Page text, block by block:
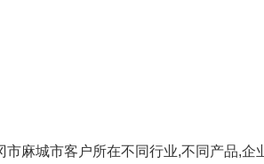
麻城市客户所在不同行业,不同产品,企